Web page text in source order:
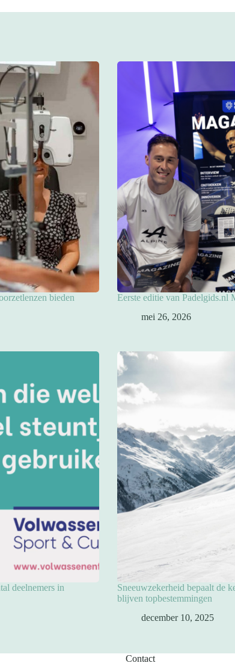
bieden
Eerste editie van Padelgids.nl
mei 26, 2026
deelnemers in
Sneeuwzekerheid bepaalt de
blijven topbestemmingen
december 10, 2025
Contact